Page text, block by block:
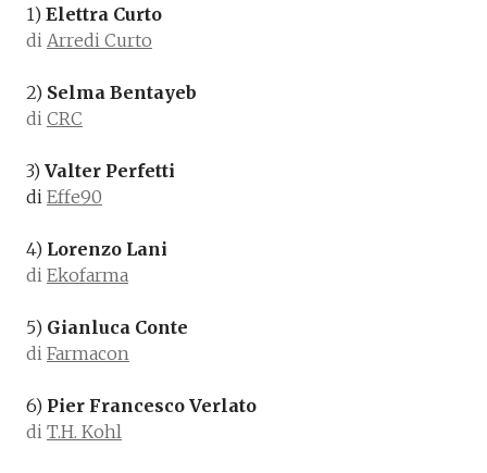
1) Elettra Curto
di Arredi Curto
2) Selma Bentayeb
di CRC
3) Valter Perfetti
di Effe90
4) Lorenzo Lani
di Ekofarma
5) Gianluca Conte
di Farmacon
6) Pier Francesco Verlato
di T.H. Kohl